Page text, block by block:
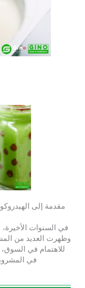
مقدمة إلى
في السنوات
وظهرت العديد من
للاهتمام في السوق،
في